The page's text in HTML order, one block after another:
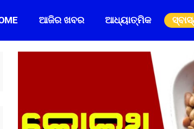
ଆଜିର ଖବର ଆଧ୍ୟାତ୍ମିକ